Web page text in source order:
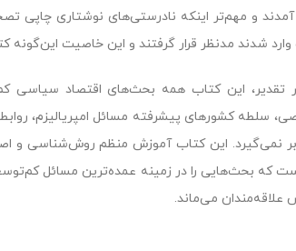
و مهم‌تر اینکه نادرستی‌های نوشتاری چاپی
شدند مدنظر قرار گرفتند و این خاصیت
تقدیر، این کتاب همه بحث‌های اقتصاد سیاسی
سلطه کشورهای پیشرفته مسائل امپریالیزم،
بر نمی‌گیرد. این کتاب آموزش منظم روش‌شناسی و
که بحث‌هایی را در زمینه عمده‌ترین مسائل
علاقه‌مندان می‌ماند.